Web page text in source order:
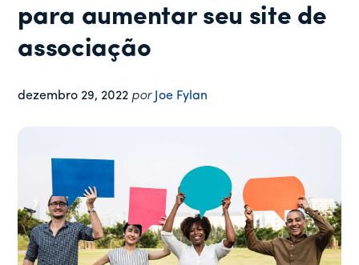
para
WordPress
para aumentar seu site de
associação
dezembro 29, 2022 por Joe Fylan